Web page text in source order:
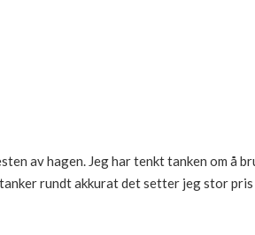
av hagen. Jeg har tenkt tanken om å
rundt akkurat det setter jeg stor pris